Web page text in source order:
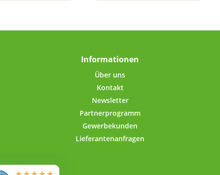
sorgt für
Verschluss. Dank
Informationen
Über uns
Kontakt
Newsletter
Partnerprogramm
Gewerbekunden
Lieferantenanfragen